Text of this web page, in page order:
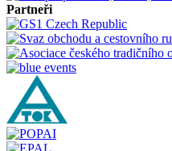
Partneři